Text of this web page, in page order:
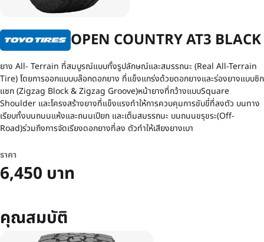
OPEN COUNTRY AT3 BLACK
ยาง All- Terrain ที่สมบูรณ์แบบทั้งรูปลักษณ์และสมรรถนะ (Real All-Terrain
Tire) โดยการออกแบบบล๊อกดอกยาง ที่แข็งแกร่งด้วยดอกยางและร่องยางแบบซิก
แซก (Zigzag Block & Zigzag Groove)หน้ายางที่กว้างแบบSquare
Shoulder และโครงสร้างยางที่แข็งแรงทำให้การควบคุมการขับขี่ที่ลงตัว บนทาง
เรียบทั้งบนถนนแห้งและถนนเปียก และเต็มสมรรถนะ บนถนนขรุขระ(Off-
Road)ร่วมถึงการจัดเรียงดอกยางที่ลง ตัวทำให้เสียงยางเบา
ราคา
6,450 บาท
คุณสมบัติ